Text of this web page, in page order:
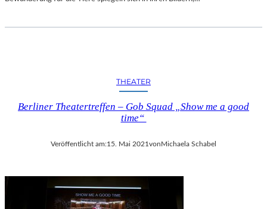
THEATER
Berliner Theatertreffen – Gob Squad „Show me a good
time“
Veröffentlicht am:15. Mai 2021vonMichaela Schabel